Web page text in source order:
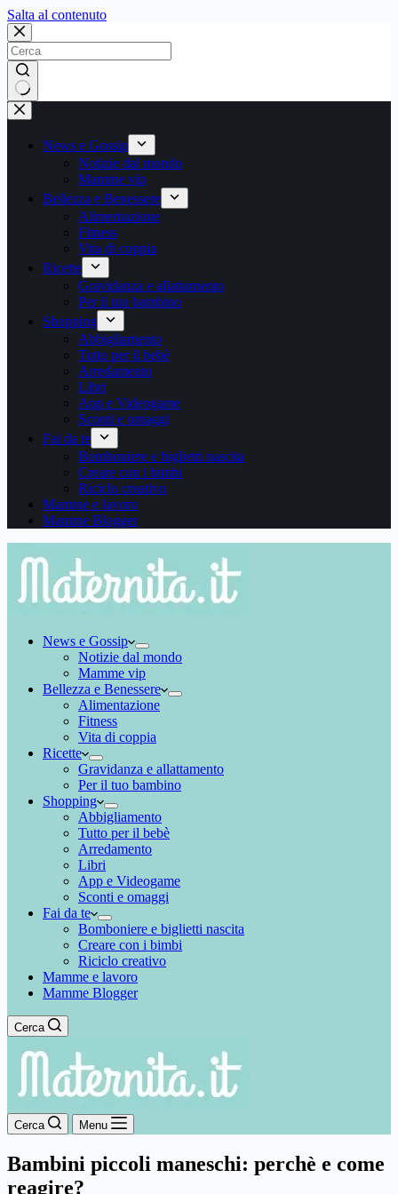
Salta al contenutoSalta
contenuto
Nessun
risultato
News e Gossip
Notizie dal mondo
Mamme vip
Bellezza e Benessere
Alimentazione
Fitness
Vita di coppia
Ricette
Gravidanza e allattamento
Per il tuo bambino
Shopping
Abbigliamento
Tutto per il bebè
Arredamento
Libri
App e Videogame
Sconti e omaggi
Fai da te
Bomboniere e biglietti nascita
Creare con i bimbi
Riciclo creativo
Mamme e lavoro
Mamme Blogger
News e Gossip
Notizie dal mondo
Mamme vip
Bellezza e Benessere
Alimentazione
Fitness
Vita di coppia
Ricette
Gravidanza e allattamento
Per il tuo bambino
Shopping
Abbigliamento
Tutto per il bebè
Arredamento
Libri
App e Videogame
Sconti e omaggi
Fai da te
Bomboniere e biglietti nascita
Creare con i bimbi
Riciclo creativo
Mamme e lavoro
Mamme Blogger
Cerca
Cerca Menu
Bambini piccoli maneschi: perchè e come
reagire?